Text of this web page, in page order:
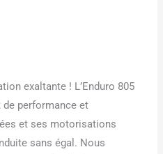
exaltante ! L’Enduro 805
de performance et
et ses motorisations
sans égal. Nous